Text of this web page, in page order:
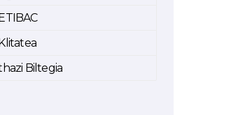
Biltegia